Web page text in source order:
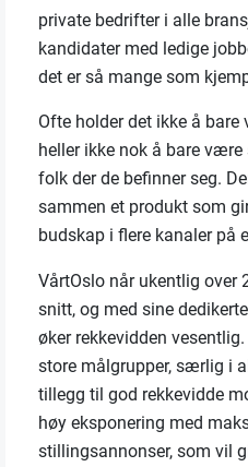
private bedrifter i alle
kandidater med ledige
det er så mange som
Ofte holder det ikke å
heller ikke nok å bare
folk der de befinner seg.
sammen et produkt som
budskap i flere kanaler på
VårtOslo når ukentlig over
snitt, og med sine
øker rekkevidden
store målgrupper, særlig i
tillegg til god rekkevidde
høy eksponering med
stillingsannonser, som vil